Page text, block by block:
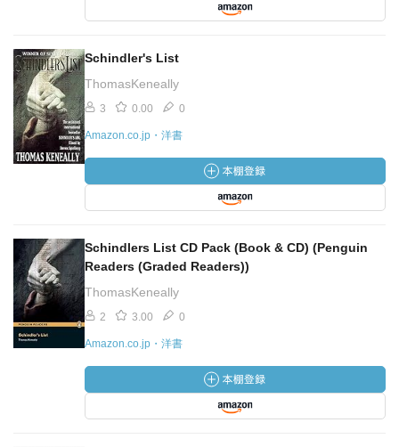
Schindler's List
ThomasKeneally
3 0.00 0
Amazon.co.jp・洋書
Schindlers List CD Pack (Book & CD) (Penguin
Readers (Graded Readers))
ThomasKeneally
2 3.00 0
Amazon.co.jp・洋書